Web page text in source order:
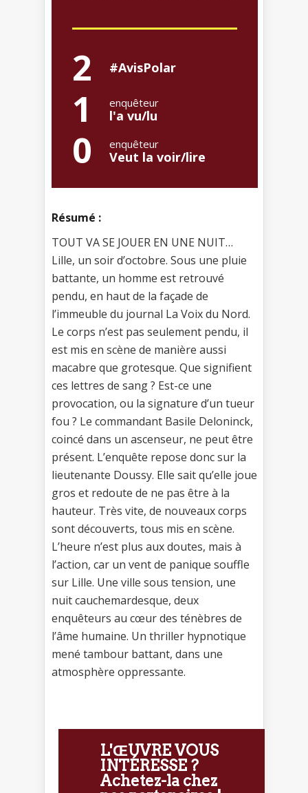
2 #AvisPolar
1 enquêteur
l'a vu/lu
0 enquêteur
Veut la voir/lire
Résumé :
TOUT VA SE JOUER EN UNE NUIT…
Lille, un soir d’octobre. Sous une pluie
battante, un homme est retrouvé
pendu, en haut de la façade de
l’immeuble du journal La Voix du Nord.
Le corps n’est pas seulement pendu, il
est mis en scène de manière aussi
macabre que grotesque. Que signifient
ces lettres de sang ? Est-ce une
provocation, ou la signature d’un tueur
fou ? Le commandant Basile Deloninck,
coincé dans un ascenseur, ne peut être
présent. L’enquête repose donc sur la
lieutenante Doussy. Elle sait qu’elle joue
gros et redoute de ne pas être à la
hauteur. Très vite, de nouveaux corps
sont découverts, tous mis en scène.
L’heure n’est plus aux doutes, mais à
l’action, car un vent de panique souffle
sur Lille. Une ville sous tension, une
nuit cauchemardesque, deux
enquêteurs au cœur des ténèbres de
l’âme humaine. Un thriller hypnotique
mené tambour battant, dans une
atmosphère oppressante.
L'ŒUVRE VOUS
INTÉRESSE ?
Achetez-la chez